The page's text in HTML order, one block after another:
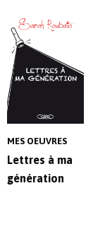
MES OEUVRES
Lettres à ma
génération